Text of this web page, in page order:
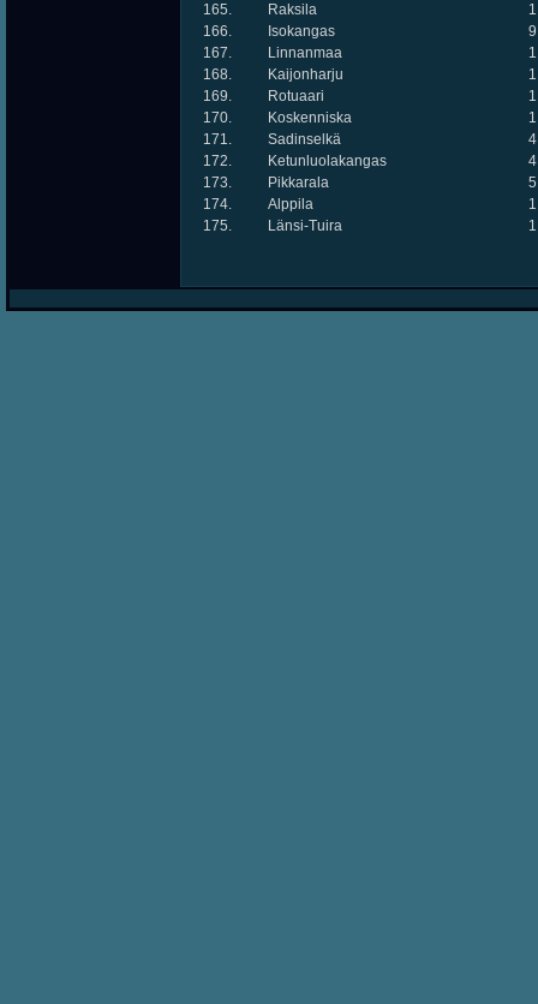
165.
Raksila
1
166.
Isokangas
9
167.
Linnanmaa
1
168.
Kaijonharju
1
169.
Rotuaari
1
170.
Koskenniska
1
171.
Sadinselkä
4
172.
Ketunluolakangas
4
173.
Pikkarala
5
174.
Alppila
1
175.
Länsi-Tuira 1